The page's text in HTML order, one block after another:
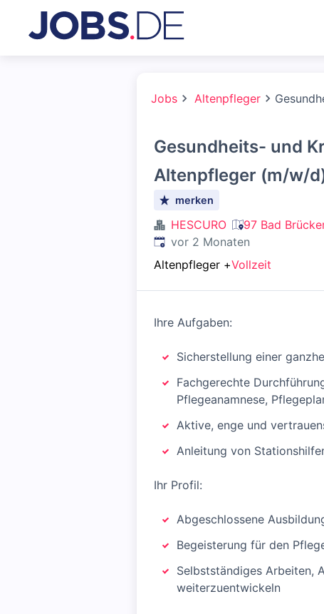
Jobs Altenpfleger
Gesundheits- und
Altenpfleger (m/w/
merken
HESCURO
97 Bad
Veröffentlicht:
vor 2 Monaten
Altenpfleger +Vollzeit
Ihre Aufgaben:
Sicherstellung einer
Fachgerechte
Pflegeanamnese,
Aktive, enge und
Anleitung von
Ihr Profil:
Abgeschlossene
Begeisterung für den
Selbstständiges Arbeiten,
weiterzuentwickeln